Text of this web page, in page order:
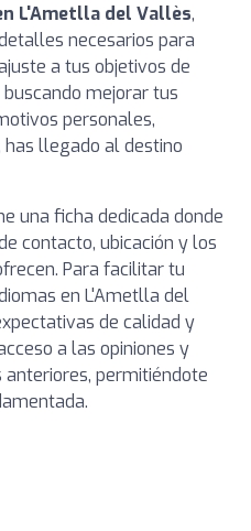
L'Ametlla del Vallès,
necesarios para
a tus objetivos de
buscando mejorar tus
personales,
llegado al destino
una ficha dedicada donde
contacto, ubicación y los
Para facilitar tu
en L'Ametlla del
de calidad y
a las opiniones y
permitiéndote